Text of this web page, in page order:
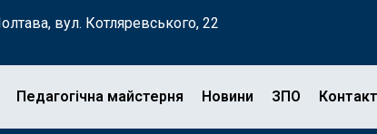
вул. Котляревського, 22
Педагогічна майстерня Новини ЗПО